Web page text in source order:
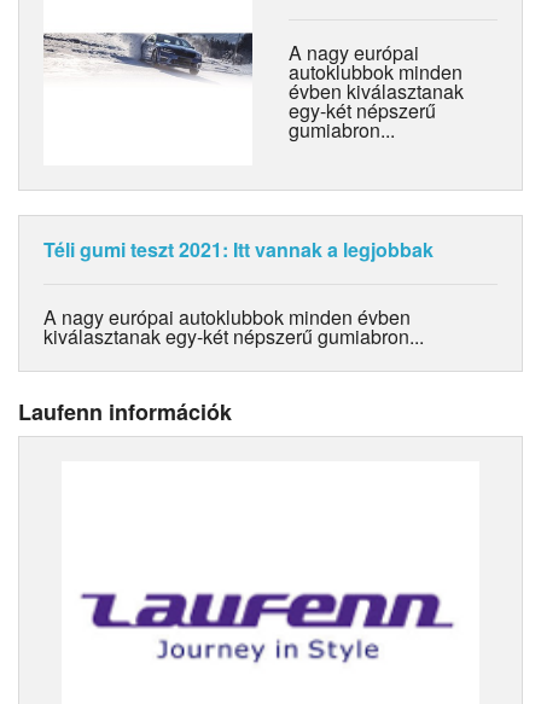
A nagy európai
autoklubbok minden
évben kiválasztanak
egy-két népszerű
gumiabron...
Téli gumi teszt 2021: Itt vannak a legjobbak
A nagy európai autoklubbok minden évben
kiválasztanak egy-két népszerű gumiabron...
Laufenn információk